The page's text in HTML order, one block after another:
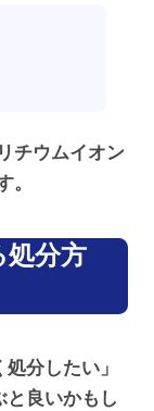
チウムイオン
。
処分方
分したい」
と良いかもし